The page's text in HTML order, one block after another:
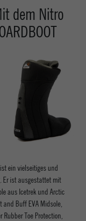
dem Nitro
ein vielseitiges und
Er ist ausgestattet mit
aus Icetrek und Arctic
Buff EVA Midsole,
Toe Protection,